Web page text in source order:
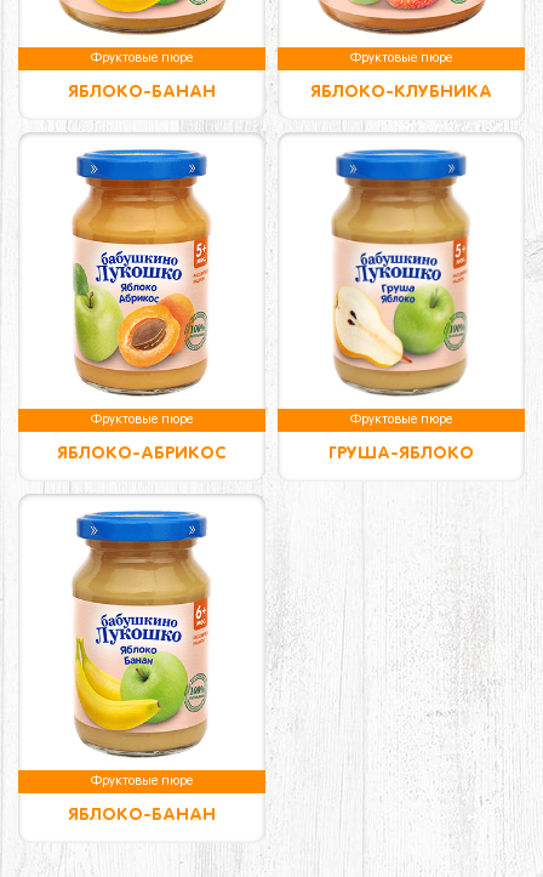
Фруктовые пюре
ЯБЛОКО-БАНАН
Фруктовые пюре
ЯБЛОКО-КЛУБНИКА
Фруктовые пюре
ЯБЛОКО-АБРИКОС
Фруктовые пюре
ГРУША-ЯБЛОКО
Фруктовые пюре
ЯБЛОКО-БАНАН